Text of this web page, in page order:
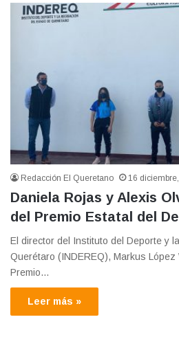
Redacción El Queretano 16
Daniela Rojas y Alexis
del Premio Estatal del
El director del Instituto del Deporte y
Querétaro (INDEREQ), Markus López
Premio…
Leer más »